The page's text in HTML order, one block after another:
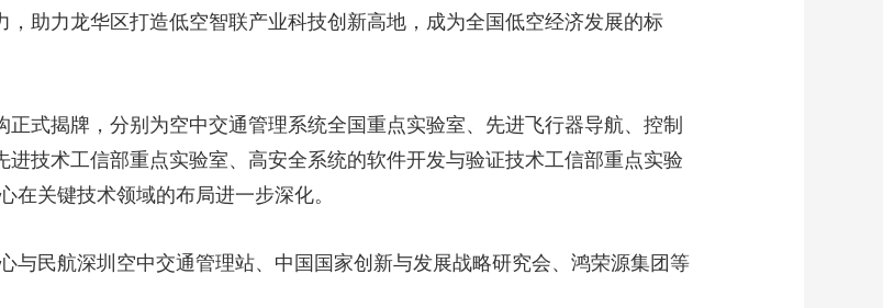
助力龙华区打造低空智联产业科技创新高地，成为全国低空经济发展的标
式揭牌，分别为空中交通管理系统全国重点实验室、先进飞行器导航、控制
技术工信部重点实验室、高安全系统的软件开发与验证技术工信部重点实验
在关键技术领域的布局进一步深化。
与民航深圳空中交通管理站、中国国家创新与发展战略研究会、鸿荣源集团等